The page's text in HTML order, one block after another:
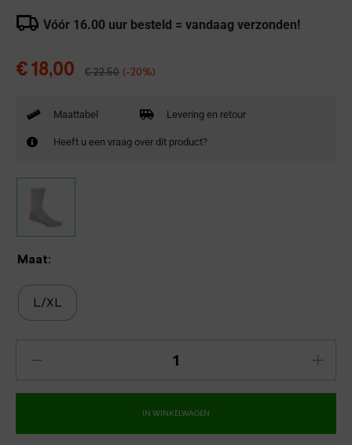
Vóór 16.00 uur besteld = vandaag verzonden!
€ 18,00 €22,50 (-20%)
Maattabel Levering en retour
Heeft u een vraag over dit product?
Maat:
L/XL
IN WINKELWAGEN